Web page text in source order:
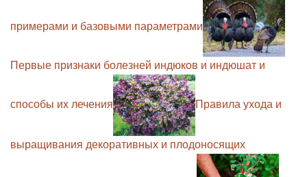
примерами и базовыми параметрами
Первые признаки болезней индюков и индюшат и
способы их лечения Правила ухода и
выращивания декоративных и плодоносящих